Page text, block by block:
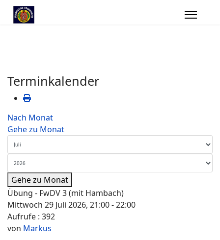
Terminkalender
Nach Monat
Gehe zu Monat
Gehe zu Monat
Übung - FwDV 3 (mit Hambach)
Mittwoch 29 Juli 2026, 21:00 - 22:00
Aufrufe : 392
von Markus